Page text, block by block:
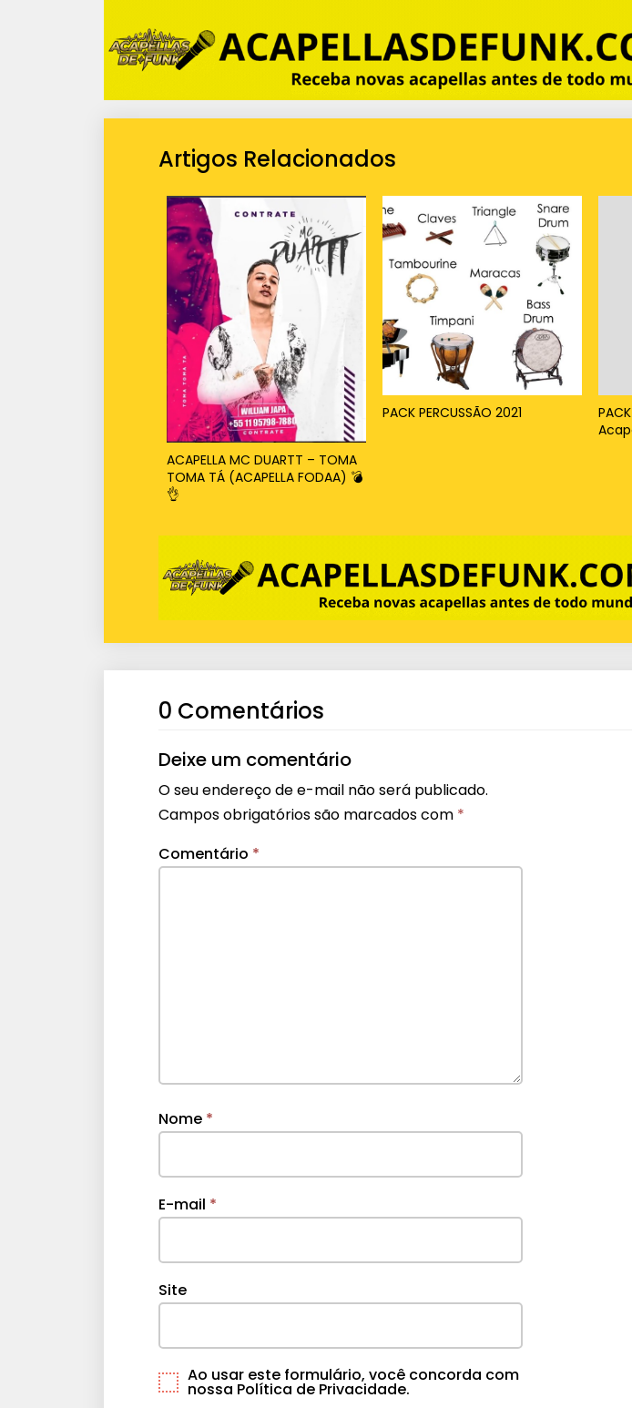
Artigos Relacionados
ACAPELLA MC DUARTT – TOMA
TOMA TÁ (ACAPELLA FODAA) 💣
👌
PACK PERCUSSÃO 2021
0 Comentários
Deixe um comentário
O seu endereço de e-mail não será publicado.
Campos obrigatórios são marcados com *
Comentário *
Nome *
E-mail *
Site
Ao usar este formulário, você concorda com
nossa Política de Privacidade.